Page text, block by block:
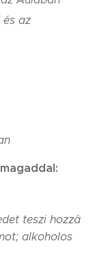
és az
teszi hozzá
alkoholos